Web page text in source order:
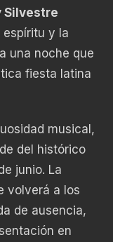
Silvestre
espíritu y la
una noche que
fiesta latina
musical,
del histórico
junio. La
volverá a los
de ausencia,
en